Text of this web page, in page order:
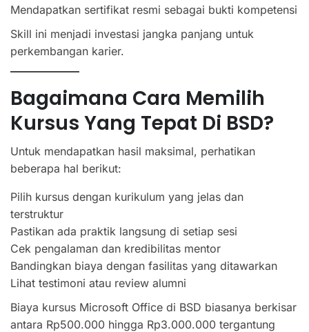
Mendapatkan sertifikat resmi sebagai bukti kompetensi
Skill ini menjadi investasi jangka panjang untuk
perkembangan karier.
Bagaimana Cara Memilih
Kursus Yang Tepat Di BSD?
Untuk mendapatkan hasil maksimal, perhatikan
beberapa hal berikut:
Pilih kursus dengan kurikulum yang jelas dan
terstruktur
Pastikan ada praktik langsung di setiap sesi
Cek pengalaman dan kredibilitas mentor
Bandingkan biaya dengan fasilitas yang ditawarkan
Lihat testimoni atau review alumni
Biaya kursus Microsoft Office di BSD biasanya berkisar
antara Rp500.000 hingga Rp3.000.000 tergantung